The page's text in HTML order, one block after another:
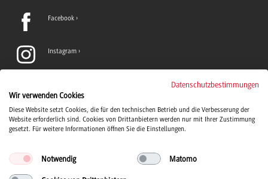
Facebook
Instagram
TikTok
Datenschutzbestimmungen
Wir verwenden Cookies
Diese Website setzt Cookies, die für den technischen Betrieb und die Verbesserung der
Website erforderlich sind. Cookies von Drittanbietern werden nur mit Ihrer Zustimmung
gesetzt. Für weitere Informationen öffnen Sie die Einstellungen.
Notwendig Matomo